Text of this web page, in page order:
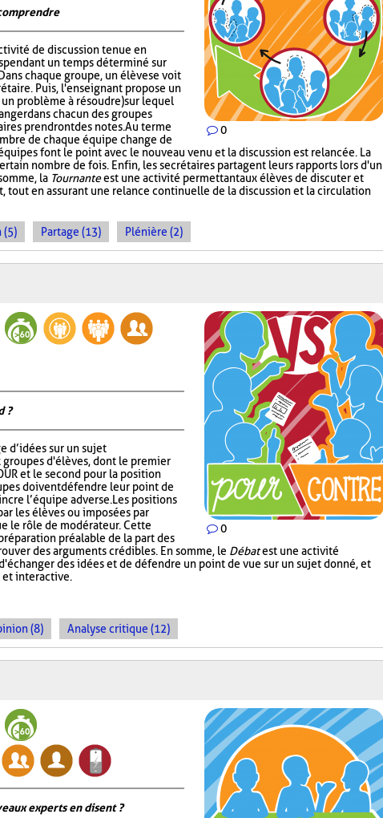
0
de discussion tenue en
pendant un temps déterminé sur
chaque groupe, un élève se voit
Puis, l'enseignant propose un
problème à résoudre) sur lequel
dans chacun des groupes
prendront des notes. Au terme
de chaque équipe change de
font le point avec le nouveau venu et la discussion est relancée. La
nombre de fois. Enfin, les secrétaires partagent leurs rapports lors d'un
la Tournanteest une activité permettant aux élèves de discuter et
tout en assurant une relance continuelle de la discussion et la circulation
(5) Partage (13) Plénière (2)
0
?
d’idées sur un sujet
d'élèves, dont le premier
et le second pour la position
doivent défendre leur point de
l’équipe adverse. Les positions
les élèves ou imposées par
le rôle de modérateur. Cette
préalable de la part des
des arguments crédibles. En somme, le Débatest une activité
des idées et de défendre un point de vue sur un sujet donné, et
et interactive.
(8) Analyse critique (12)
experts en disent ?